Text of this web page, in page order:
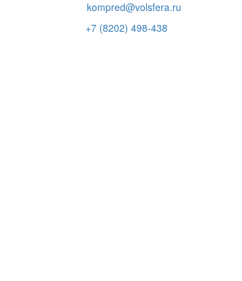
kompred@volsfera.ru
+7 (8202) 498-438